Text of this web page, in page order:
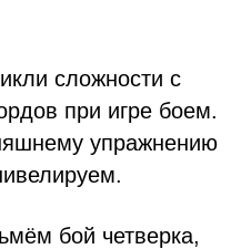
сложности с
при игре боем.
упражнению
бой четверка,